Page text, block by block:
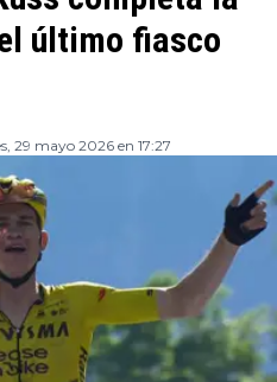
último fiasco
29 mayo 2026 en 17:27